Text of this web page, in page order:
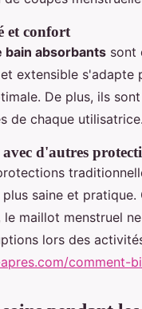
et confort
bain absorbants sont
extensible
De plus, ils
de chaque utilisatrice.
d'autres
saine et
maillot menstruel
lors des
comment-